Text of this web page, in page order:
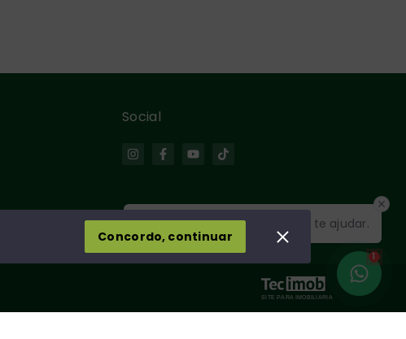
Olá! Estamos disponíveis para te ajudar.
1
Social
SITE PARA IMOBILIARIA
Concordo, continuar